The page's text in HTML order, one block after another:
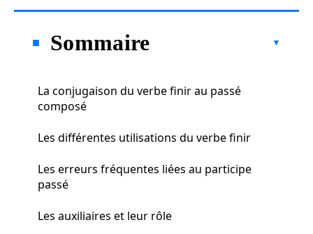
Sommaire
La conjugaison du verbe finir au passé
composé
Les différentes utilisations du verbe finir
Les erreurs fréquentes liées au participe
passé
Les auxiliaires et leur rôle